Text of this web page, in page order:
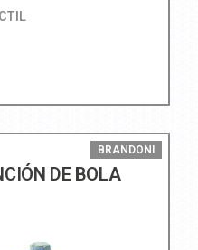
DE BOLA
BRANDONI